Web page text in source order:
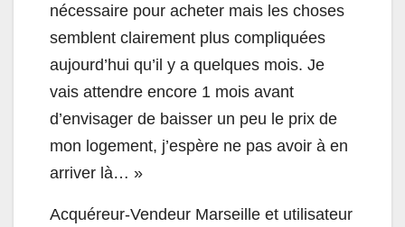
nécessaire pour acheter mais les choses
semblent clairement plus compliquées
aujourd’hui qu’il y a quelques mois. Je
vais attendre encore 1 mois avant
d’envisager de baisser un peu le prix de
mon logement, j’espère ne pas avoir à en
arriver là… »
Acquéreur-Vendeur Marseille et utilisateur